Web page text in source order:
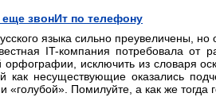
звонИт по телефону
языка сильно преувеличены, но
IT-компания потребовала от
орфографии, исключить из словаря
как несуществующие оказались
«голубой». Помилуйте, а как же тогда